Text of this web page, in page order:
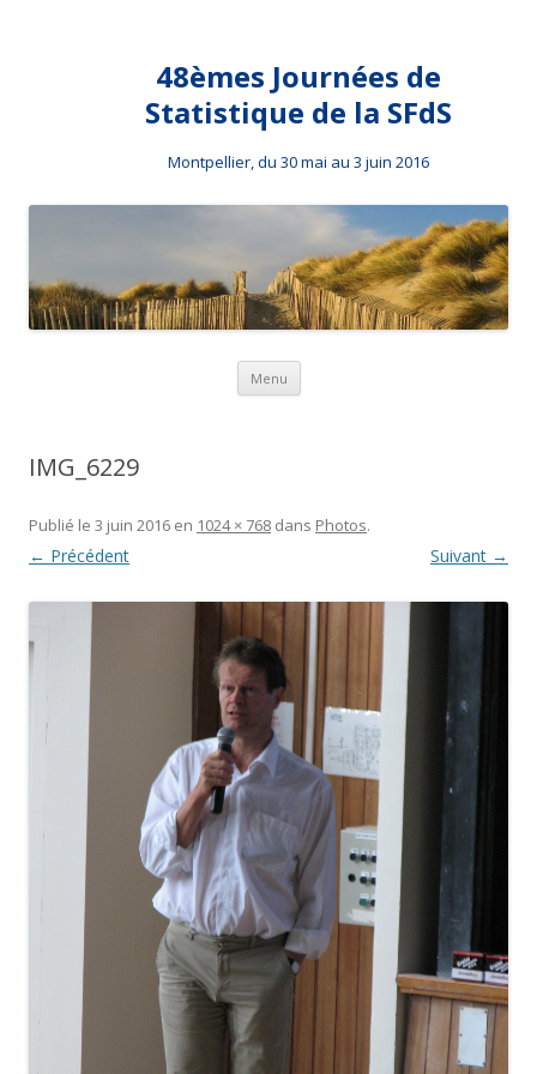
48èmes Journées de
Statistique de la SFdS
Montpellier, du 30 mai au 3 juin 2016
Menu Aller au contenu principal
IMG_6229
Publié le 3 juin 2016 en 1024 × 768 dans Photos.
← Précédent Suivant →